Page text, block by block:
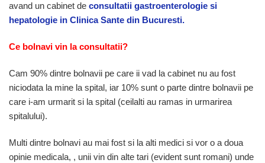
avand un cabinet de consultatii gastroenterologie si
hepatologie in Clinica Sante din Bucuresti.
Ce bolnavi vin la consultatii?
Cam 90% dintre bolnavii pe care ii vad la cabinet nu au fost
niciodata la mine la spital, iar 10% sunt o parte dintre bolnavii pe
care i-am urmarit si la spital (ceilalti au ramas in urmarirea
spitalului).
Multi dintre bolnavi au mai fost si la alti medici si vor o a doua
opinie medicala, , unii vin din alte tari (evident sunt romani) unde